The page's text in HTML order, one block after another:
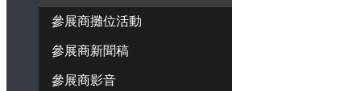
參展商攤位活動
參展商新聞稿
參展商影音